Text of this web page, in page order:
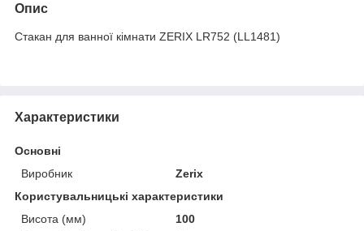
Опис
Стакан для ванної кімнати ZERIX LR752 (LL1481)
Характеристики
Основні
Виробник
Zerix
Користувальницькі характеристики
Висота (мм)
100